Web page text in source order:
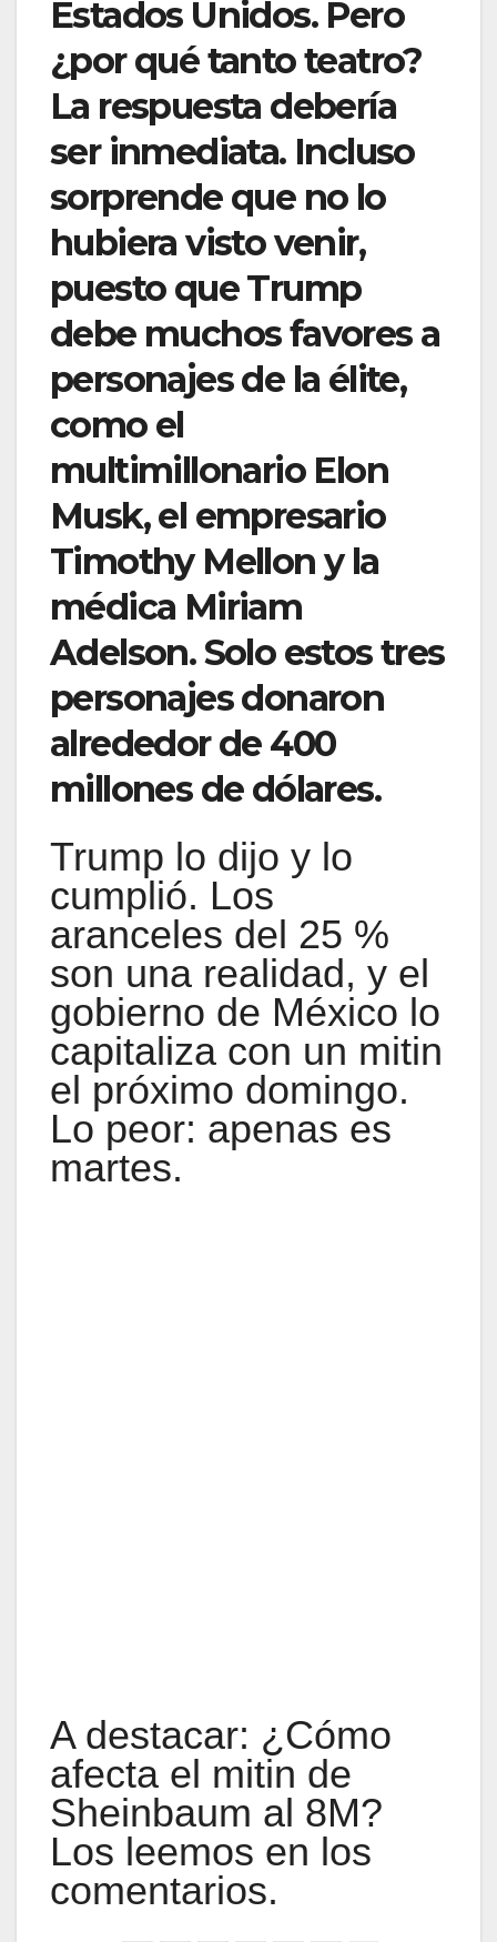
Estados Unidos. Pero
¿por qué tanto teatro?
La respuesta debería
ser inmediata. Incluso
sorprende que no lo
hubiera visto venir,
puesto que Trump
debe muchos favores a
personajes de la élite,
como el
multimillonario Elon
Musk, el empresario
Timothy Mellon y la
médica Miriam
Adelson. Solo estos tres
personajes donaron
alrededor de 400
millones de dólares.
Trump lo dijo y lo
cumplió. Los
aranceles del 25 %
son una realidad, y el
gobierno de México lo
capitaliza con un mitin
el próximo domingo.
Lo peor: apenas es
martes.
A destacar: ¿Cómo
afecta el mitin de
Sheinbaum al 8M?
Los leemos en los
comentarios.